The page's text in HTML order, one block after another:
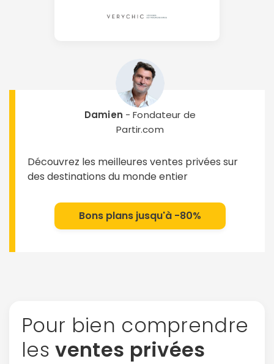
Damien - Fondateur de
Partir.com
Découvrez les meilleures ventes privées sur
des destinations du monde entier
Bons plans jusqu'à -80%
Pour bien comprendre
lesventes privées